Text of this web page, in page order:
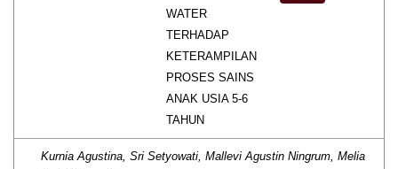
WATER
TERHADAP
KETERAMPILAN
PROSES SAINS
ANAK USIA 5-6
TAHUN
Kurnia Agustina, Sri Setyowati, Mallevi Agustin Ningrum, Melia